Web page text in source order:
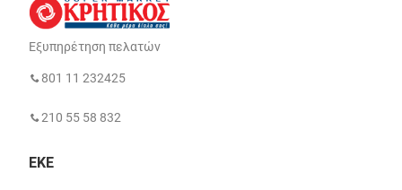
Εξυπηρέτηση πελατών
801 11 232425
210 55 58 832
ΕΚΕ